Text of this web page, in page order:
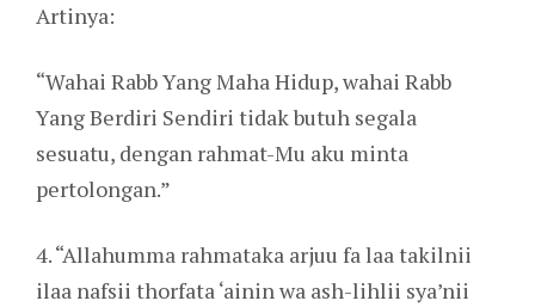
Artinya:
“Wahai Rabb Yang Maha Hidup, wahai Rabb
Yang Berdiri Sendiri tidak butuh segala
sesuatu, dengan rahmat-Mu aku minta
pertolongan.”
4. “Allahumma rahmataka arjuu fa laa takilnii
ilaa nafsii thorfata ‘ainin wa ash-lihlii sya’nii